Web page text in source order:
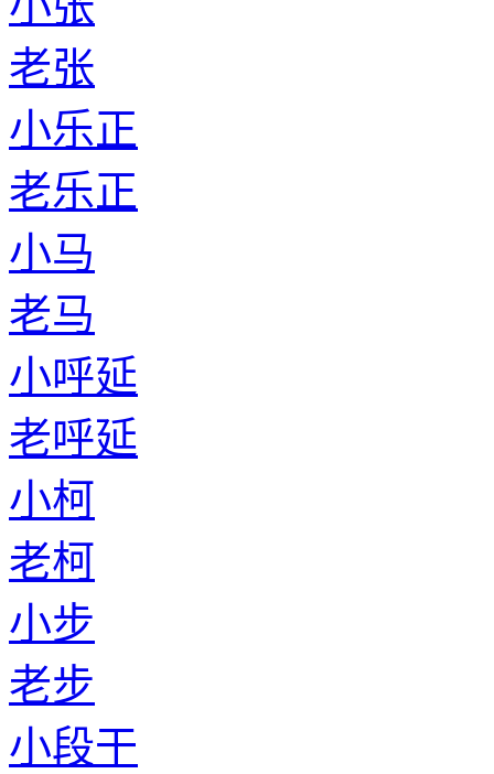
老张
小乐正
老乐正
小马
老马
小呼延
老呼延
小柯
老柯
小步
老步
小段干